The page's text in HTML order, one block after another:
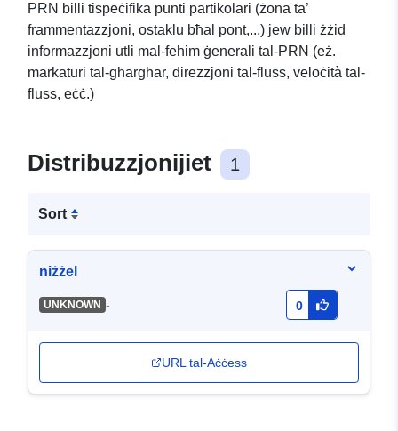
PRN billi tispeċifika punti partikolari (żona ta’
frammentazzjoni, ostaklu bħal pont,...) jew billi żżid
informazzjoni utli mal-fehim ġenerali tal-PRN (eż.
markaturi tal-għargħar, direzzjoni tal-fluss, veloċità tal-
fluss, eċċ.)
Distribuzzjonijiet 1
Sort
niżżel
UNKNOWN - 0
URL tal-Aċċess